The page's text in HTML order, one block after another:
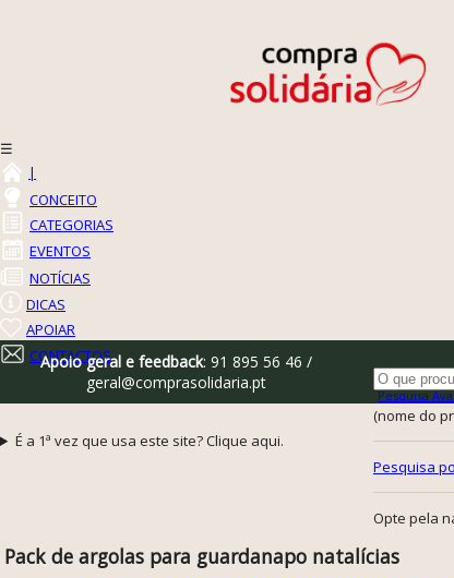
☰
|
CONCEITO
CATEGORIAS
EVENTOS
NOTÍCIAS
DICAS
APOIAR
CONTACTOS
Pesquisa
(nome do
Pesquisa
Opte pela
Apoio geral e feedback: 91 895 56 46 /
geral@comprasolidaria.pt
É a 1ª vez que usa este site? Clique aqui.
Pack de argolas para guardanapo natalícias